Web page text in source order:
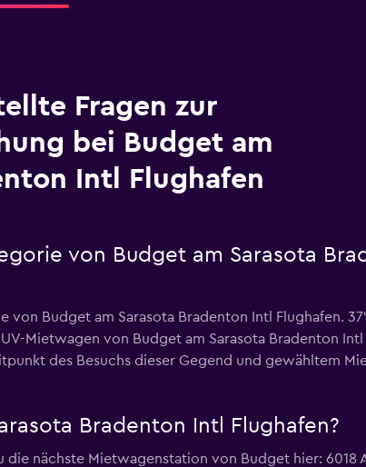
Fragen zur
bei Budget am
Intl Flughafen
von Budget am Sarasota
Budget am Sarasota Bradenton Intl Flughafen.
Mietwagen von Budget am Sarasota Bradenton Intl
des Besuchs dieser Gegend und gewähltem
Bradenton Intl Flughafen?
nächste Mietwagenstation von Budget hier: 6018